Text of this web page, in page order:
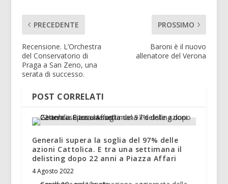
PRECEDENTE
Recensione. L’Orchestra
del Conservatorio di
Praga a San Zeno, una
serata di successo.
PROSSIMO
Baroni è il nuovo
allenatore del Verona
POST CORRELATI
Generali supera la soglia del 97% delle
azioni Cattolica. E tra una settimana il
delisting dopo 22 anni a Piazza Affari
4 Agosto 2022